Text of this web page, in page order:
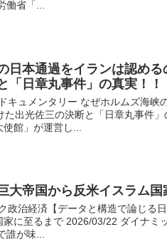
省「...
日本通過をイランは認め
「日章丸事件」の真実！！
キュメンタリー なぜホルムズ海峡
た出光佐三の決断と「日章丸事件
館」が運営し...
大帝国から反米イスラム
政治経済【データと構造で論じる
に至るまで 2026/03/22 ダイナミ
誰が味...